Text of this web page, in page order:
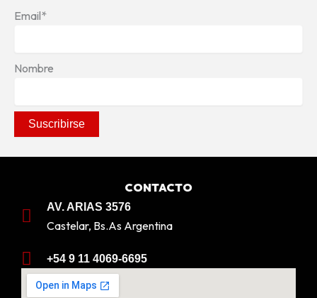
Email*
Nombre
CONTACTO
AV. ARIAS 3576
Castelar, Bs.As Argentina
+54 9 11 4069-6695